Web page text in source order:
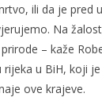
ili da je pred
Na
– kaže
rijeka u BiH, koji
ove krajeve.